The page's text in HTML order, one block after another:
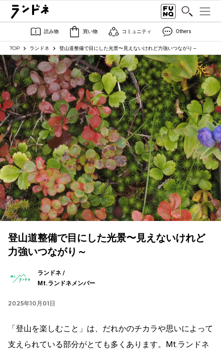
読み物 買い物 コミュニティ Others
TOP ランドネ 登山道整備で目にした光景〜見えないけれど力強いつながり～
登山道整備で目にした光景〜見えないけれど
力強いつながり～
ランドネ /
Mt.ランドネメンバー
2025年10月01日
「登山を楽しむこと」は、だれかのチカラや思いによって
支えられている部分がとても多くあります。Mt.ランドネ